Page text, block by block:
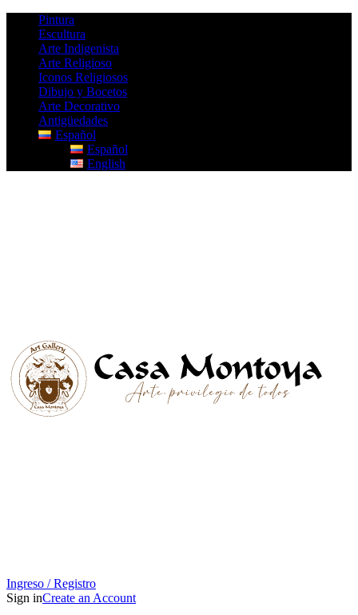
Pintura
Escultura
Arte Indigenista
Arte Religioso
Iconos Religiosos
Dibujo y Bocetos
Arte Decorativo
Antigüedades
Español
Español
English
Ingreso / Registro
Sign inCreate an Account